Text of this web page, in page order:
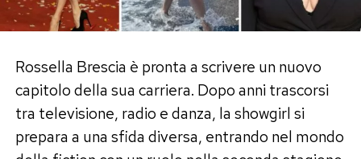
Rossella Brescia è pronta a scrivere un nuovo
capitolo della sua carriera. Dopo anni trascorsi
tra televisione, radio e danza, la showgirl si
prepara a una sfida diversa, entrando nel mondo